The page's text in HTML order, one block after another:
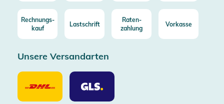
Rechnungs-
kauf
Lastschrift
Raten-
zahlung
Vorkasse
Unsere Versandarten
Unsere
Versandarten
DHL
Unsere
Versandarten
GLS